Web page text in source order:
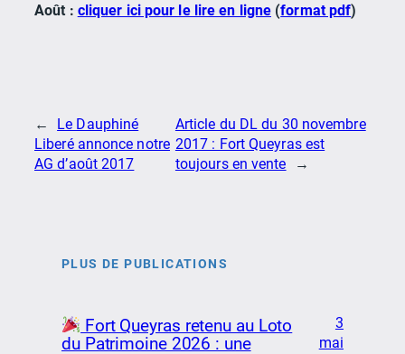
Août : cliquer ici pour le lire en ligne (format pdf)
←
Le Dauphiné
Liberé annonce notre
AG d’août 2017
Article du DL du 30 novembre
2017 : Fort Queyras est
toujours en vente
→
PLUS DE PUBLICATIONS
Fort Queyras retenu au Loto
du Patrimoine 2026 : une
3
mai